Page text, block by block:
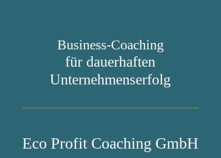
Business-Coaching
für dauerhaften
Unternehmenserfolg
Eco Profit Coaching GmbH